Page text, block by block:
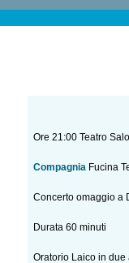
Ore 21:00 Teatro
Compagnia Fucina
Concerto omaggio a
Durata 60 minuti
Oratorio Laico in due